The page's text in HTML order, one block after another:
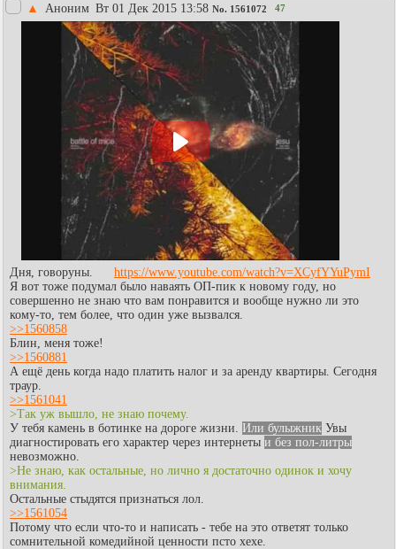
▲ Аноним Вт 01 Дек 2015 13:58 No. 1561072 47
Дня, говоруны.
https://www.youtube.com/watch?v=XCyfYYuPymI
Я вот тоже подумал было наваять ОП-пик к новому году, но
совершенно не знаю что вам понравится и вообще нужно ли это
кому-то, тем более, что один уже вызвался.
>>1560858
Блин, меня тоже!
>>1560881
А ещё день когда надо платить налог и за аренду квартиры. Сегодня
траур.
>>1561041
>Так уж вышло, не знаю почему.
У тебя камень в ботинке на дороге жизни. Или булыжник Увы
диагностировать его характер через интернеты и без пол-литры
невозможно.
>Не знаю, как остальные, но лично я достаточно одинок и хочу
внимания.
Остальные стыдятся признаться лол.
>>1561054
Потому что если что-то и написать - тебе на это ответят только
сомнительной комедийной ценности псто хехе.